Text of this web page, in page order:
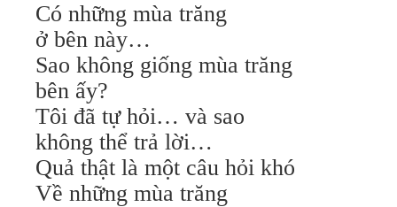
Có những mùa trăng
ở bên này…
Sao không giống mùa trăng
bên ấy?
Tôi đã tự hỏi… và sao
không thể trả lời…
Quả thật là một câu hỏi khó
Về những mùa trăng